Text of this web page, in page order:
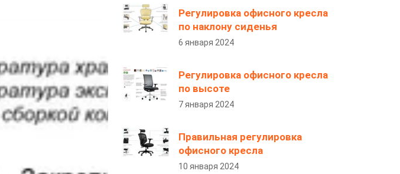
Регулировка офисного кресла
по наклону сиденья
6 января 2024
Регулировка офисного кресла
по высоте
7 января 2024
Правильная регулировка
офисного кресла
10 января 2024